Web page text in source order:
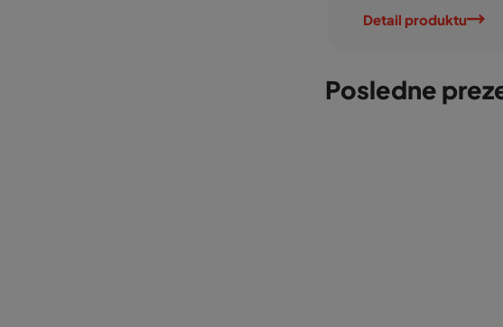
Detail produktu
Posledne